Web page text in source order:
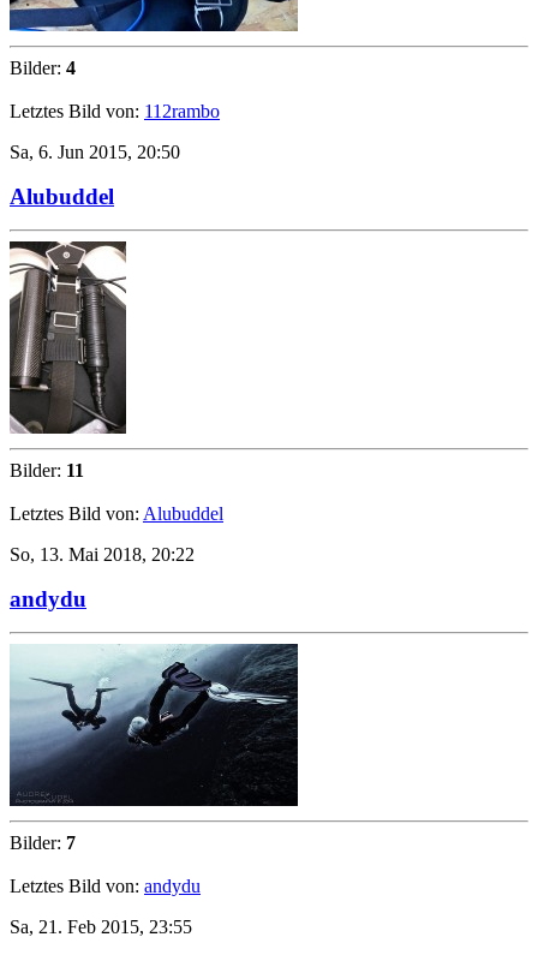
Bilder: 4
Letztes Bild von: 112rambo
Sa, 6. Jun 2015, 20:50
Alubuddel
Bilder: 11
Letztes Bild von: Alubuddel
So, 13. Mai 2018, 20:22
andydu
Bilder: 7
Letztes Bild von: andydu
Sa, 21. Feb 2015, 23:55